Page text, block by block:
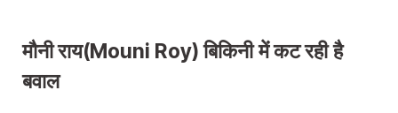
मौनी राय(Mouni Roy) बिकिनी में कट रही है
बवाल